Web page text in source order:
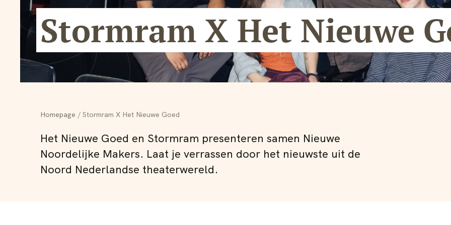
Stormram X Het Nieuwe
Homepage Stormram X Het Nieuwe Goed
Het Nieuwe Goed en Stormram presenteren samen Nieuwe
Noordelijke Makers. Laat je verrassen door het nieuwste uit de
Noord Nederlandse theaterwereld.